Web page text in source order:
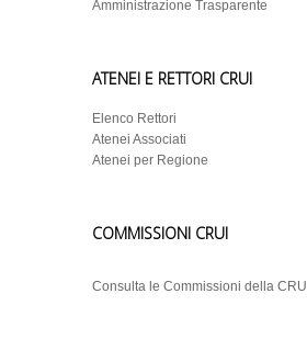
Amministrazione Trasparente
ATENEI E RETTORI CRUI
Elenco Rettori
Atenei Associati
Atenei per Regione
COMMISSIONI CRUI
Consulta le Commissioni della CRUI